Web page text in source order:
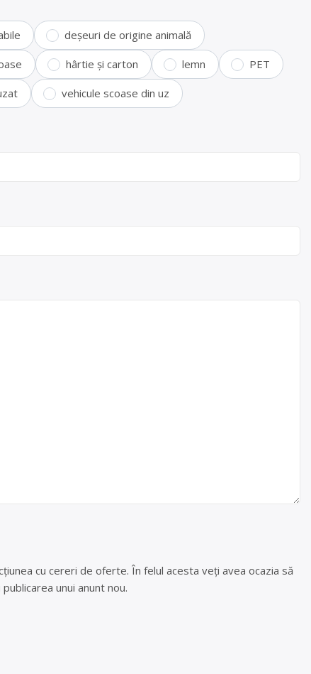
deșeuri de origine animală
hârtie și carton lemn PET
vehicule scoase din uz
cu cereri de oferte. În felul acesta veți avea ocazia să
unui anunt nou.